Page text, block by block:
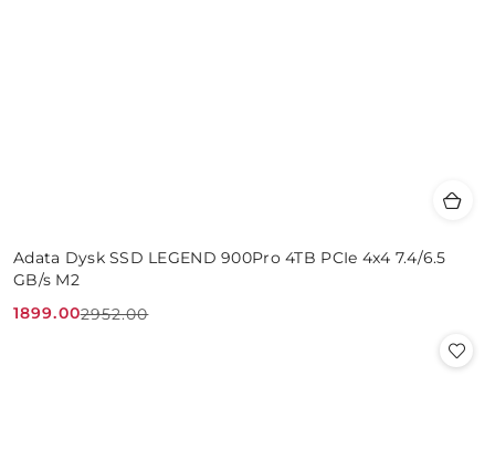
Adata Dysk SSD LEGEND 900Pro 4TB PCIe 4x4 7.4/6.5
GB/s M2
Cena
1899.00
Cena
2952.00